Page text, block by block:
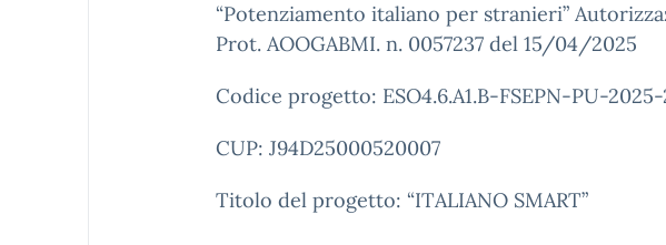
“Potenziamento italiano per stranieri”
Prot. AOOGABMI. n. 0057237 del 15/04/2025
Codice progetto: ESO4.6.A1.B-FSEPN-PU-2025-
CUP: J94D25000520007
Titolo del progetto: “ITALIANO SMART”